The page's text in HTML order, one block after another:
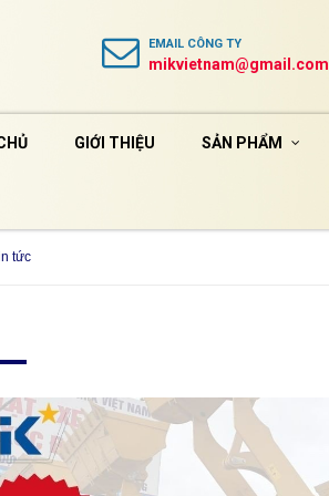
EMAIL CÔNG TY
mikvietnam@gmail.com
GIỚI THIỆU SẢN PHẨM
tức